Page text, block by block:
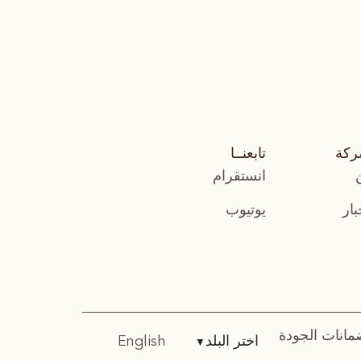
تابعنــا
انستقرام
يوتيوب
الجودة اختر البلد ▼
English